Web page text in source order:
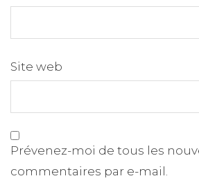
Site web
Prévenez-moi de tous les
commentaires par e-mail.